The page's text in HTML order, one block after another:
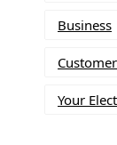
Business
Your